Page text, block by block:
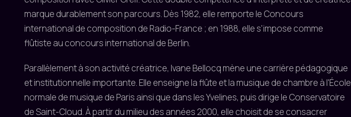
marque durablement son parcours. Dès 1982, elle remporte le Concours
international de composition de Radio-France ; en 1988, elle s'impose comme
flûtiste au concours international de Berlin.
Parallèlement à son activité créatrice, Ivane Bellocq mène une carrière pédagogique
et institutionnelle importante. Elle enseigne la flûte et la musique de chambre à l'École
normale de musique de Paris ainsi que dans les Yvelines, puis dirige le Conservatoire
de Saint-Cloud. À partir du milieu des années 2000, elle choisit de se consacrer